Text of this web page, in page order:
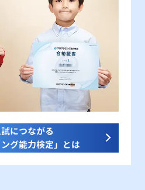
につながる
ング能力検定」とは